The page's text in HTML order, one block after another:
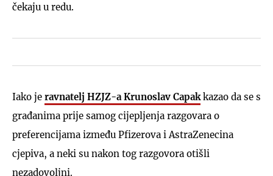
čekaju u redu.
Iako je ravnatelj HZJZ-a Krunoslav Capak kazao da se s
građanima prije samog cijepljenja razgovara o
preferencijama između Pfizerova i AstraZenecina
cjepiva, a neki su nakon tog razgovora otišli
nezadovoljni.